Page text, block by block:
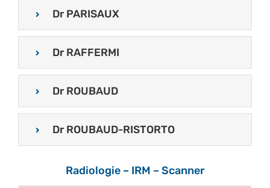
Dr PARISAUX
Dr RAFFERMI
Dr ROUBAUD
Dr ROUBAUD-RISTORTO
Radiologie – IRM – Scanner